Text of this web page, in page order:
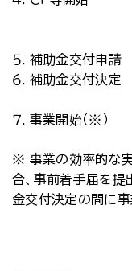
５．補助金交付申請
６．補助金交付決定
７．事業開始（※）
※ 事業の効率的な
合、事前着手届を提
金交付決定の間に